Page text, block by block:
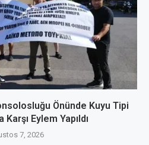
Önünde Kuyu Tipi
Eylem Yapıldı
7, 2026